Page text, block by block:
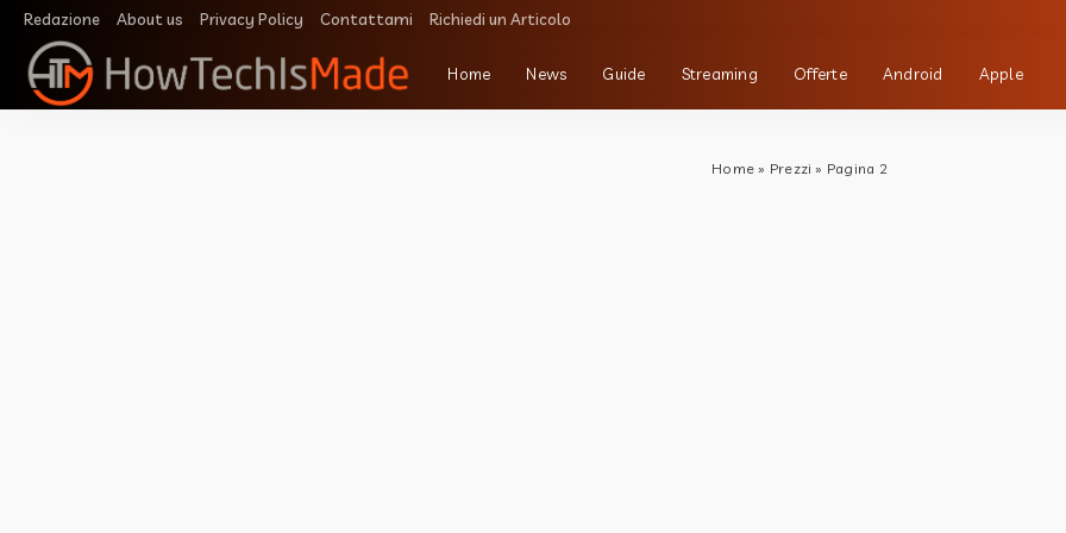
Redazione About us Privacy Policy Contattami Richiedi un Articolo
Home News Guide Streaming Offerte Android Apple
Home » Prezzi » Pagina 2